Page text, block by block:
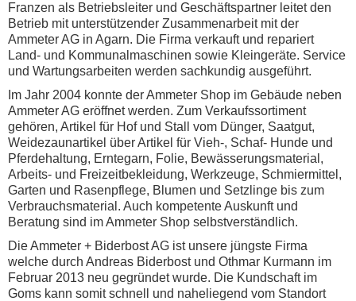
Franzen als Betriebsleiter und Geschäftspartner leitet den
Betrieb mit unterstützender Zusammenarbeit mit der
Ammeter AG in Agarn. Die Firma verkauft und repariert
Land- und Kommunalmaschinen sowie Kleingeräte. Service
und Wartungsarbeiten werden sachkundig ausgeführt.
Im Jahr 2004 konnte der Ammeter Shop im Gebäude neben
Ammeter AG eröffnet werden. Zum Verkaufssortiment
gehören, Artikel für Hof und Stall vom Dünger, Saatgut,
Weidezaunartikel über Artikel für Vieh-, Schaf- Hunde und
Pferdehaltung, Erntegarn, Folie, Bewässerungsmaterial,
Arbeits- und Freizeitbekleidung, Werkzeuge, Schmiermittel,
Garten und Rasenpflege, Blumen und Setzlinge bis zum
Verbrauchsmaterial. Auch kompetente Auskunft und
Beratung sind im Ammeter Shop selbstverständlich.
Die Ammeter + Biderbost AG ist unsere jüngste Firma
welche durch Andreas Biderbost und Othmar Kurmann im
Februar 2013 neu gegründet wurde. Die Kundschaft im
Goms kann somit schnell und naheliegend vom Standort